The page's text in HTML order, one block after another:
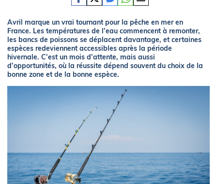
Avril marque un vrai tournant pour la pêche en mer en
France. Les températures de l’eau commencent à remonter,
les bancs de poissons se déplacent davantage, et certaines
espèces redeviennent accessibles après la période
hivernale. C’est un mois d’attente, mais aussi
d’opportunités, où la réussite dépend souvent du choix de la
bonne zone et de la bonne espèce.